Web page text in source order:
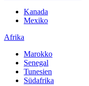
Kanada
Mexiko
Afrika
Marokko
Senegal
Tunesien
Südafrika